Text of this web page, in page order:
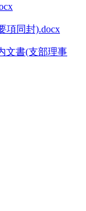
項同封).docx
文書(支部理事